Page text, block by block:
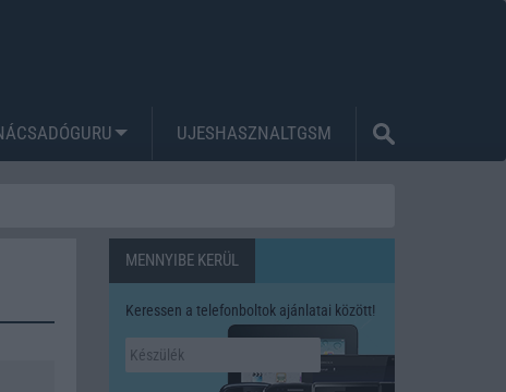
UJESHASZNALTGSM
MENNYIBE KERÜL
Keressen a telefonboltok ajánlatai között!